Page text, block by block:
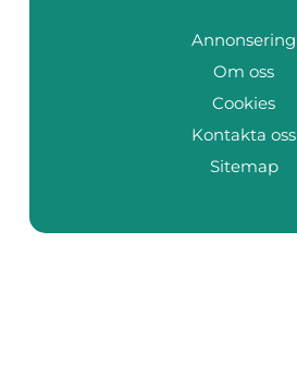
Annonsering
Om oss
Cookies
Kontakta oss
Sitemap